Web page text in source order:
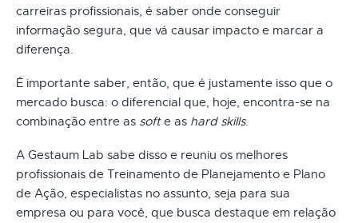
carreiras profissionais, é saber onde conseguir
informação segura, que vá causar impacto e marcar a
diferença.
É importante saber, então, que é justamente isso que o
mercado busca: o diferencial que, hoje, encontra-se na
combinação entre as softe as hard skills.
A Gestaum Lab sabe disso e reuniu os melhores
profissionais de Treinamento de Planejamento e Plano
de Ação, especialistas no assunto, seja para sua
empresa ou para você, que busca destaque em relação